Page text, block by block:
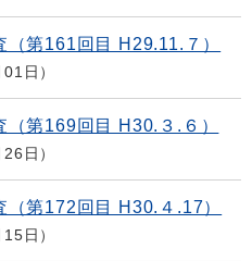
第161回目 H29.11.７）
日
第169回目 H30.３.６）
日
第172回目 H30.４.17）
日